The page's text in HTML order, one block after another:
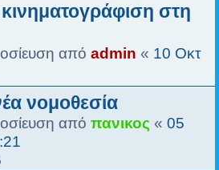
στη
από admin « 10 Οκτ
νομοθεσία
από πανικος « 05